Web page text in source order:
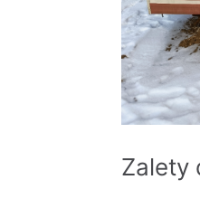
Zalety